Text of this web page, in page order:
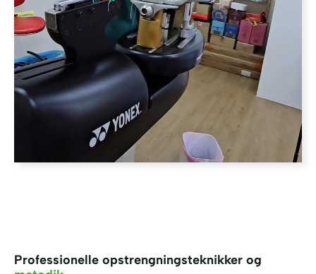
Professionelle opstrengningsteknikker og